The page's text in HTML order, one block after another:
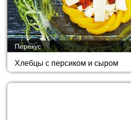
Хлебцы с персиком и сыром
Перекус